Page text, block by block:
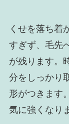
くせを落ち着
すぎず、毛先
が残ります。
分をしっかり
形がつきます
気に強くなり